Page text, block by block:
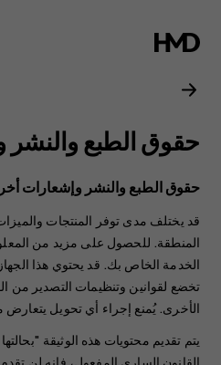
دليل
مستخدم
Nokia
8000
4G
حقوق الطبع والنشر
حقوق الطبع والنشر وإشعارات
قد يختلف مدى توفر المنتجات
المنطقة. للحصول على مزيد من
الخدمة الخاص بك. قد يحتوي هذا
تخضع لقوانين وتنظيمات التصدير من
الأخرى. يُمنع إجراء أي تحويل يتعارض
يتم تقديم محتويات هذه الوثيقة